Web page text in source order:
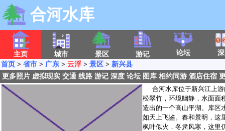
合河水库
主页 城市 景区 游记 论坛
首页 > 省市 > 广东 > 云浮 > 景区 > 新兴县
更多照片 虚拟现实 交通 线路 游记 深度 论坛 图库 相约同游 酒店住宿
合河水库位于新兴江上游
松翠竹，环境幽静，水面面
造出的一个高山平湖。库区
如天上飞鉴。春和景明，这
枫叶似火，冬肃风寒，这里